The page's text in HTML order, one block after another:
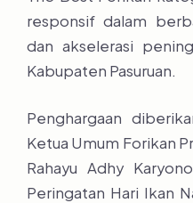
responsif dalam
dan akselerasi
Kabupaten Pasuruan.
Penghargaan
Ketua Umum Forikan
Rahayu Adhy
Peringatan Hari Ikan